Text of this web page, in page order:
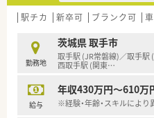
駅チカ 新卒可 ブランク可
勤務地
茨城県 取手市
取手駅 (JR常磐線)／取手駅
西取手駅 (関東…
給与
年収430万円～610万
※経験・年齢・スキルにより